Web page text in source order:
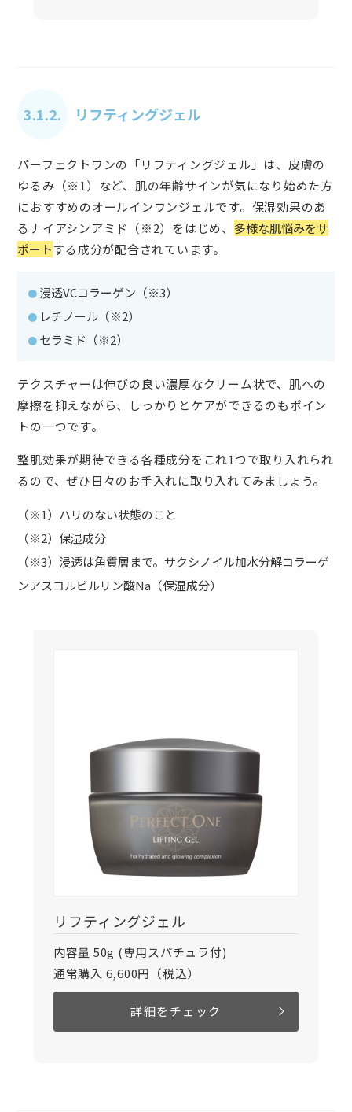
3.1.2. リフティングジェル
パーフェクトワンの「リフティングジェル」は、皮膚の
ゆるみ（※1）など、肌の年齢サインが気になり始めた方
におすすめのオールインワンジェルです。保湿効果のあ
るナイアシンアミド（※2）をはじめ、 多様な肌悩みをサ
ポートする成分が配合されています。
浸透VCコラーゲン（※3）
レチノール（※2）
セラミド（※2）
テクスチャーは伸びの良い濃厚なクリーム状で、肌への
摩擦を抑えながら、しっかりとケアができるのもポイン
トの一つです。
整肌効果が期待できる各種成分をこれ1つで取り入れられ
るので、ぜひ日々のお手入れに取り入れてみましょう。
（※1）ハリのない状態のこと
（※2）保湿成分
（※3）浸透は角質層まで。サクシノイル加水分解コラーゲ
ンアスコルビルリン酸Na（保湿成分）
リフティングジェル
内容量 50g (専用スパチュラ付)
通常購入 6,600円（税込）
詳細をチェック